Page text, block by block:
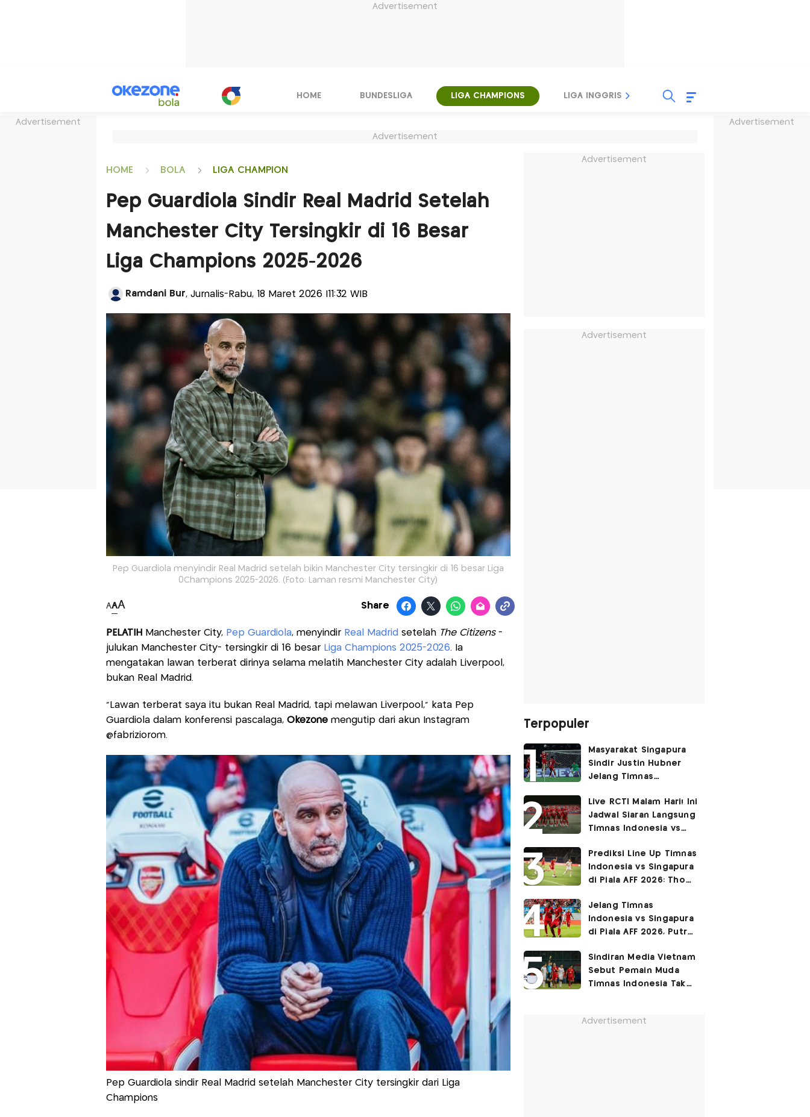
Advertisement
Advertisement Advertisement
HOME BUNDESLIGA LIGA CHAMPIONS LIGA INGGRIS LIGA ITALIA
Advertisement
HOME BOLA LIGA CHAMPION
Pep Guardiola Sindir Real Madrid Setelah
Manchester City Tersingkir di 16 Besar
Liga Champions 2025-2026
Ramdani Bur, Jurnalis-Rabu, 18 Maret 2026 |11:32 WIB
Pep Guardiola menyindir Real Madrid setelah bikin Manchester City tersingkir di 16 besar Liga
0Champions 2025-2026. (Foto: Laman resmi Manchester City)
AAA Share
PELATIH Manchester City, Pep Guardiola, menyindir Real Madrid setelahThe Citizens -
julukan Manchester City- tersingkir di 16 besar Liga Champions 2025-2026. Ia
mengatakan lawan terberat dirinya selama melatih Manchester City adalah Liverpool,
bukan Real Madrid.
“Lawan terberat saya itu bukan Real Madrid, tapi melawan Liverpool,” kata Pep
Guardiola dalam konferensi pascalaga, Okezonemengutip dari akun Instagram
@fabriziorom.
Pep Guardiola sindir Real Madrid setelah Manchester City tersingkir dari Liga
Champions
Advertisement
Advertisement
Terpopuler
Masyarakat Singapura
Sindir Justin Hubner
Jelang Timnas
Ia Seolah-olah Lahir di
Permukiman Kumuh
Jakarta Barat!
Live RCTI Malam Hari! Ini
Jadwal Siaran Langsung
Timnas Indonesia vs
2026
Prediksi Line Up Timnas
Indonesia vs Singapura
di Piala AFF 2026: Thom
Tengah!
Jelang Timnas
Indonesia vs Singapura
di Piala AFF 2026, Putra
Petuah Ayahnya
Sindiran Media Vietnam
Sebut Pemain Muda
Timnas Indonesia Tak
Advertisement